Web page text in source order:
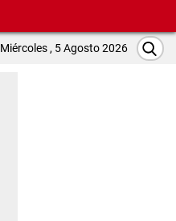
Miércoles , 5 Agosto 2026